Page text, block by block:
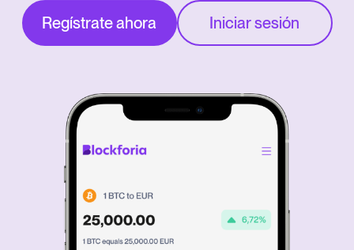
Regístrate ahora Iniciar sesión